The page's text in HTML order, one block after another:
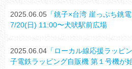
2025.06.05 「銚子×台湾 崖っぷち銚
7/20(日) 11:00〜犬吠駅前広場
2025.06.04 「ローカル線応援ラッピ
子電鉄ラッピング自販機 第１号機が